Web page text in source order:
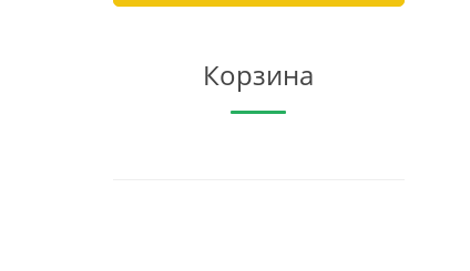
Корзина